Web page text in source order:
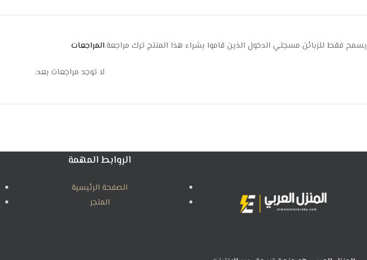
المراجعات
لا توجد مراجعات بعد.
يسمح فقط للزبائن مسجلي الدخول الذين قاموا بشراء هذا المنتج ترك مراجعة.
الروابط المهمة
الصفحة الرئيسية
المتجر